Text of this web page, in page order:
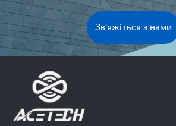
Зв'яжіться з нами